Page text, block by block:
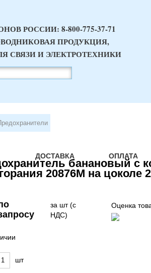
РОССИИ: 8-800-775-37-71
ПРОДУКЦИЯ,
СВЯЗИ И ЭЛЕКТРОТЕХНИКИ
ДОСТАВКА ОПЛАТА
банановый с
20876М на цоколе
за шт (с
НДС)
Оценка
шт